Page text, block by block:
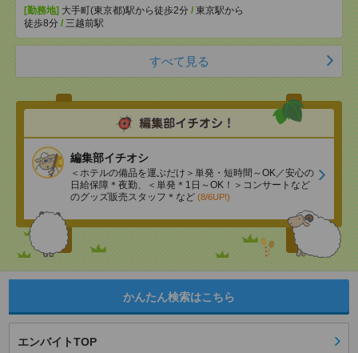
[勤務地] 大手町(東京都)駅から徒歩2分 / 東京駅から
徒歩8分 / 三越前駅
すべて見る
編集部イチオシ
＜ホテルの備品を運ぶだけ＞単発・短時間～OK／安心の
日給保障＊夜勤、＜単発＊1日～OK！＞コンサートなど
のグッズ販売スタッフ＊など (8/6UP!)
かんたん検索はこちら
エンバイトTOP